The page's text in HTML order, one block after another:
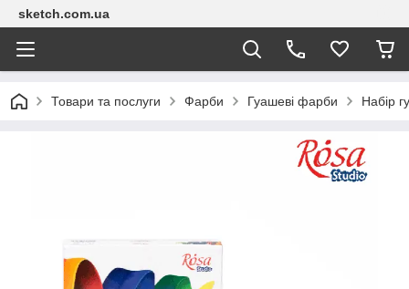
sketch.com.ua
Товари та послуги Фарби Гуашеві фарби Набір